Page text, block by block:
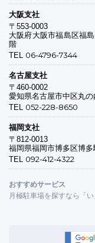
大阪支社
〒553-0003
大阪府大阪市福島区福
階
TEL 06-4796-7344
名古屋支社
〒460-0002
愛知県名古屋市中区丸
TEL 052-228-8650
福岡支社
〒812-0013
福岡県福岡市博多区博
TEL 092-412-4322
おすすめサービス
月極駐車場を探すなら「い